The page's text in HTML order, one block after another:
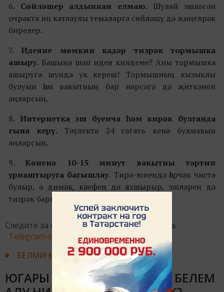
6. Сөйләшер алдыннан елмаю. Шулай эшләгән
очракта иң катлаулы темаларга сөйләшү дә җиңелрәк
бирелер.
7. Идеяне мөмкин кадәр тизрәк тормышка
ашыру. Башыңа шәп идея килдеме? Аны тормышка
ашыруга шунда ук кереш! Тормышның кызыклы
булуын һәм вакытның бар нәрсәгә дә җиткәнен
аңларсың.
8. Интернетка эш буенча һәм кирәк булганда
гына керү. Тәүлектә 24 сәгать кенә булмавын
аңларсың.
9. Көненә 10-15 минут вакытны тәртип
урнаштыруга багышлау. Тирә-юнеңдә һәрчак чиста
булыр, ә димәк, кәефең дә яхшырыр, эшләрең дә
тизрәк барыр.
Следите за самым важным и интересным в
Telegram-канале
Татмедиа
БЕЛМИ КАЛМА
ЮГАРЫ УКУ ЙОРТЛАРЫНДА БЕЛЕМ